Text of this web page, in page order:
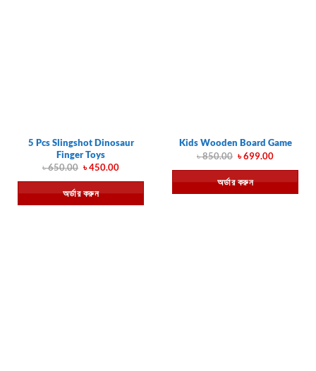
5 Pcs Slingshot Dinosaur
Finger Toys
৳650.00 Original
was:
৳ 650.00.
৳450.00Current
is:
৳ 450.00.
অর্ডার করুন
Kids Wooden Board Game
৳850.00 Original
was:
৳ 850.00.
৳699.00Current
is:
৳ 699.00.
অর্ডার করুন